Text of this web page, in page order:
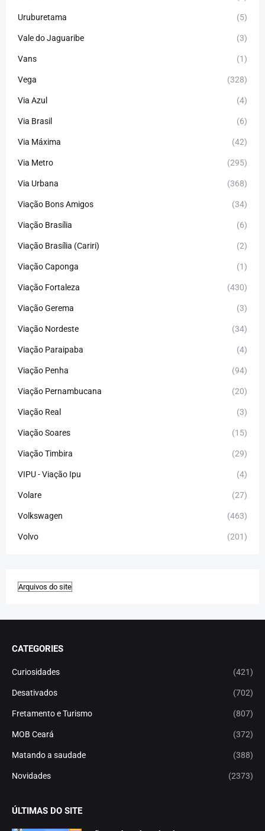
Uruburetama (5)
Vale do Jaguaribe (3)
Vans (1)
Vega (328)
Via Azul (4)
Via Brasil (6)
Via Máxima (42)
Via Metro (295)
Via Urbana (368)
Viação Bons Amigos (34)
Viação Brasília (6)
Viação Brasília (Cariri) (2)
Viação Caponga (1)
Viação Fortaleza (430)
Viação Gerema (3)
Viação Nordeste (34)
Viação Paraipaba (4)
Viação Penha (94)
Viação Pernambucana (20)
Viação Real (3)
Viação Soares (15)
Viação Timbira (29)
VIPU - Viação Ipu (4)
Volare (27)
Volkswagen (463)
Volvo (201)
CATEGORIES
Curiosidades (421)
Desativados (702)
Fretamento e Turismo (807)
MOB Ceará (372)
Matando a saudade (388)
Novidades (2373)
ÚLTIMAS DO SITE